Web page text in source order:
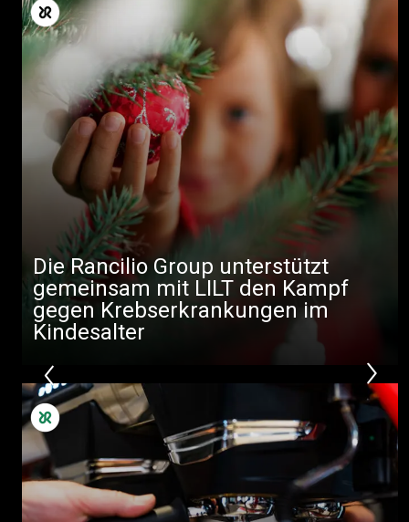
Die Rancilio Group unterstützt
gemeinsam mit LILT den Kampf
gegen Krebserkrankungen im
Kindesalter